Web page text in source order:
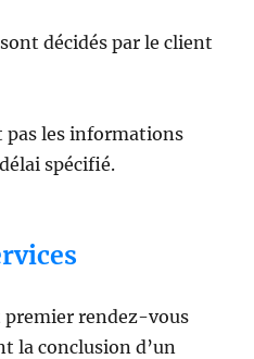
décidés par le client
les informations
spécifié.
rendez-vous
la conclusion d’un